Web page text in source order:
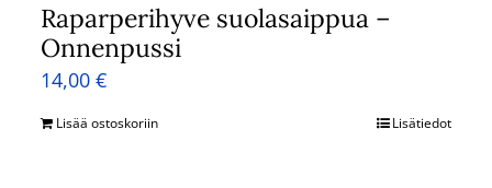
Raparperihyve suolasaippua –
Onnenpussi
14,00€
Lisää ostoskoriin Lisätiedot